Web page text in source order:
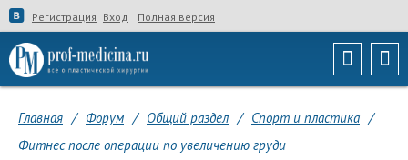
Регистрация Вход Полная версия
Главная / Форум / Общий раздел / Спорт и пластика /
Фитнес после операции по увеличению груди